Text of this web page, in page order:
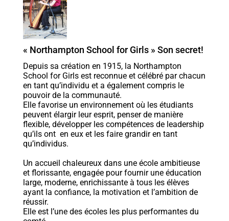
« Northampton School for Girls » Son secret!
Depuis sa création en 1915, la Northampton
School for Girls est reconnue et célébré par chacun
en tant qu’individu et a également compris le
pouvoir de la communauté.
Elle favorise un environnement où les étudiants
peuvent élargir leur esprit, penser de manière
flexible, développer les compétences de leadership
qu’ils ont en eux et les faire grandir en tant
qu’individus.
Un accueil chaleureux dans une école ambitieuse
et florissante, engagée pour fournir une éducation
large, moderne, enrichissante à tous les élèves
ayant la confiance, la motivation et l’ambition de
réussir.
Elle est l’une des écoles les plus performantes du